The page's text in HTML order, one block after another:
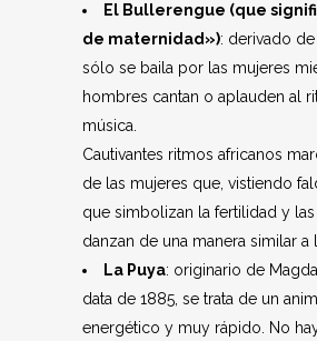
El Bullerengue (que
de maternidad»): derivado
sólo se baila por las mujeres
hombres cantan o aplauden al
música.
Cautivantes ritmos africanos
de las mujeres que, vistiendo
que simbolizan la fertilidad y las
danzan de una manera similar a
La Puya: originario de
data de 1885, se trata de un
energético y muy rápido. No